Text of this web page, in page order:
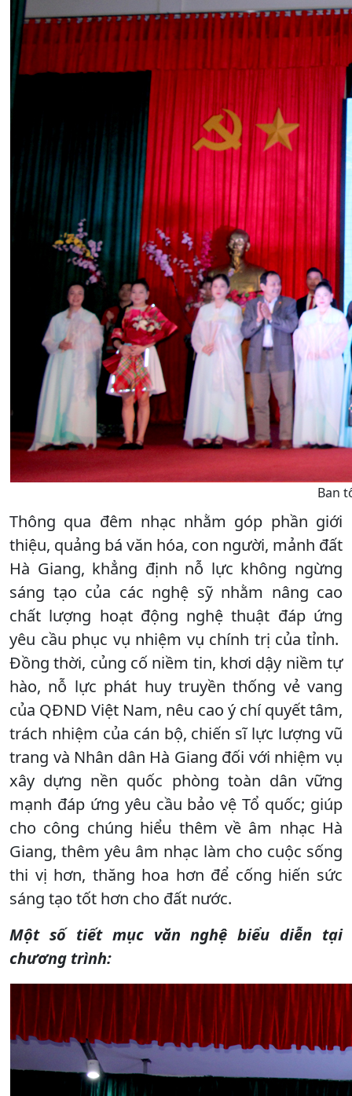
Ban
Thông qua đêm nhạc nhằm góp phần giới
thiệu, quảng bá văn hóa, con người, mảnh đất
Hà Giang, khẳng định nỗ lực không ngừng
sáng tạo của các nghệ sỹ nhằm nâng cao
chất lượng hoạt động nghệ thuật đáp ứng
yêu cầu phục vụ nhiệm vụ chính trị của tỉnh.
Đồng thời, củng cố niềm tin, khơi dậy niềm tự
hào, nỗ lực phát huy truyền thống vẻ vang
của QĐND Việt Nam, nêu cao ý chí quyết tâm,
trách nhiệm của cán bộ, chiến sĩ lực lượng vũ
trang và Nhân dân Hà Giang đối với nhiệm vụ
xây dựng nền quốc phòng toàn dân vững
mạnh đáp ứng yêu cầu bảo vệ Tổ quốc; giúp
cho công chúng hiểu thêm về âm nhạc Hà
Giang, thêm yêu âm nhạc làm cho cuộc sống
thi vị hơn, thăng hoa hơn để cống hiến sức
sáng tạo tốt hơn cho đất nước.
Một số tiết mục văn nghệ biểu diễn tại
chương trình: